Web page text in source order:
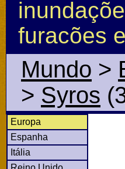
furacões
Mundo >
> Syros
Europa
Espanha
Itália